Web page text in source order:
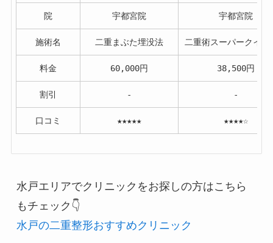
院 宇都宮院 宇都宮院
施術名 二重まぶた埋没法 二重術スーパークイッ
料金 60,000円 38,500円
割引 - -
口コミ ★★★★★ ★★★★☆
水戸エリアでクリニックをお探しの方はこちら
もチェック👇
水戸の二重整形おすすめクリニック